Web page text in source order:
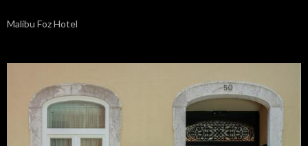
Malibu Foz Hotel